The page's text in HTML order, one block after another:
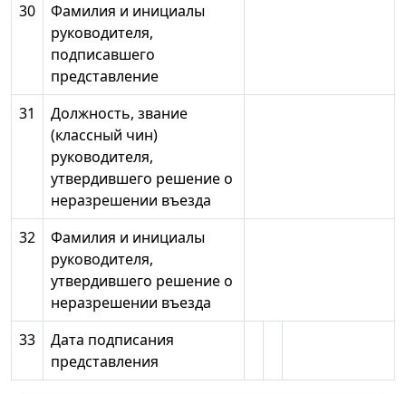
30
Фамилия и инициалы
руководителя,
подписавшего
представление
31
Должность, звание
(классный чин)
руководителя,
утвердившего решение о
неразрешении въезда
32
Фамилия и инициалы
руководителя,
утвердившего решение о
неразрешении въезда
33
Дата подписания
представления